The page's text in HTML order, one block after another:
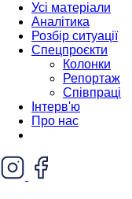
Усі матеріали
Аналітика
Розбір ситуації
Спецпроєкти
Колонки
Репортаж
Співпраці
Інтерв'ю
Про нас